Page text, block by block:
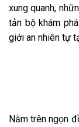
xung quanh,
tản bộ khám
giới an nhiên tự
Nằm trên ngọn